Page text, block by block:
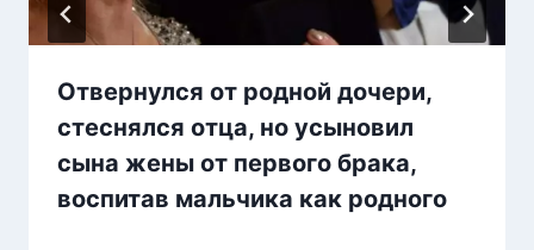
Отвернулся от родной дочери,
стеснялся отца, но усыновил
сына жены от первого брака,
воспитав мальчика как родного